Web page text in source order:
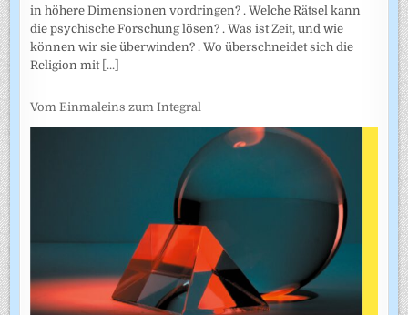
in höhere Dimensionen vordringen? . Welche Rätsel kann
die psychische Forschung lösen? . Was ist Zeit, und wie
können wir sie überwinden? . Wo überschneidet sich die
Religion mit [...]
Vom Einmaleins zum Integral